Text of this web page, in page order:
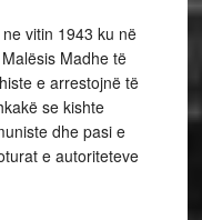
vitin 1943 ku në
Madhe të
e arrestojnë të
se kishte
dhe pasi e
e autoriteteve